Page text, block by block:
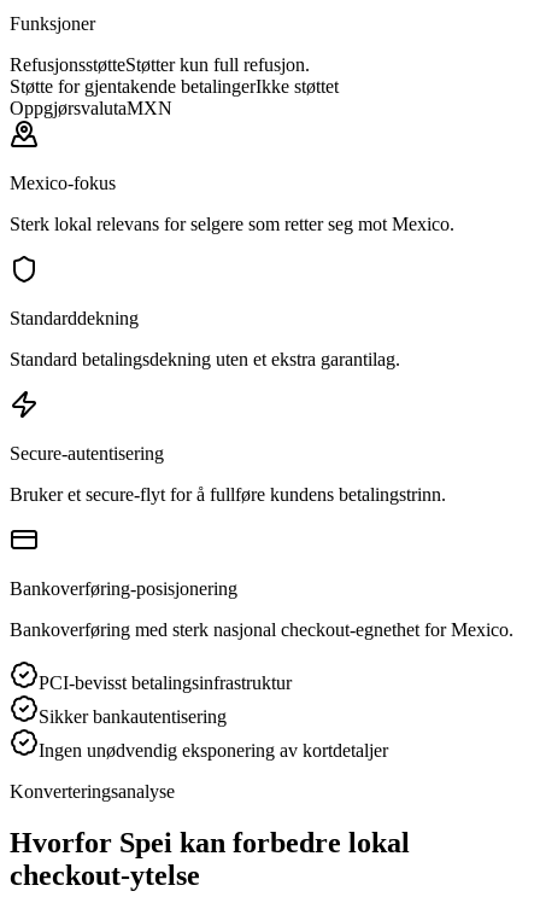
Funksjoner
RefusjonsstøtteStøtter kun full refusjon.
Støtte for gjentakende betalingerIkke støttet
OppgjørsvalutaMXN
Mexico-fokus
Sterk lokal relevans for selgere som retter seg mot Mexico.
Standarddekning
Standard betalingsdekning uten et ekstra garantilag.
Secure-autentisering
Bruker et secure-flyt for å fullføre kundens betalingstrinn.
Bankoverføring-posisjonering
Bankoverføring med sterk nasjonal checkout-egnethet for Mexico.
PCI-bevisst betalingsinfrastruktur
Sikker bankautentisering
Ingen unødvendig eksponering av kortdetaljer
Konverteringsanalyse
Hvorfor Spei kan forbedre lokal
checkout-ytelse